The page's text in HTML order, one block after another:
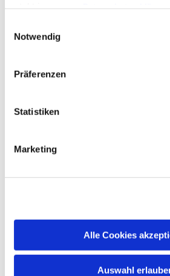
steht in unserer Datenschutzerklärung
gelistet.
Notwendig
Präferenzen
Statistiken
Marketing
Alle Cookies
Auswahl